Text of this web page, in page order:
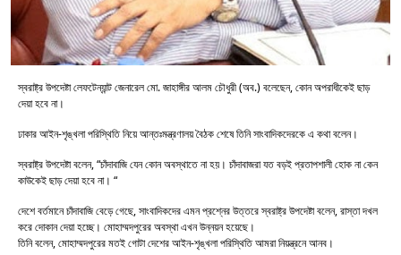
স্বরাষ্ট্র উপদেষ্টা লেফটেন্যান্ট জেনারেল মো. জাহাঙ্গীর আলম চৌধুরী (অব.) বলেছেন, কোন অপরাধীকেই ছাড়
দেয়া হবে না।
ঢাকার আইন-শৃঙ্খলা পরিস্থিতি নিয়ে আন্তঃমন্ত্রণালয় বৈঠক শেষে তিনি সাংবাদিকদেরকে এ কথা বলেন।
স্বরাষ্ট্র উপদেষ্টা বলেন, “চাঁদাবাজি যেন কোন অবস্থাতে না হয়। চাঁদাবাজরা যত বড়ই প্রতাপশালী হোক না কেন
কাউকেই ছাড় দেয়া হবে না। “
দেশে বর্তমানে চাঁদাবাজি বেড়ে গেছে, সাংবাদিকদের এমন প্রশ্নের উত্তরে স্বরাষ্ট্র উপদেষ্টা বলেন, রাস্তা দখল
করে দোকান দেয়া হচ্ছে। মোহাম্মদপুরের অবস্থা এখন উন্নয়ন হয়েছে।
তিনি বলেন, মোহাম্মদপুরের মতই গোটা দেশের আইন-শৃঙ্খলা পরিস্থিতি আমরা নিয়ন্ত্রনে আনব।